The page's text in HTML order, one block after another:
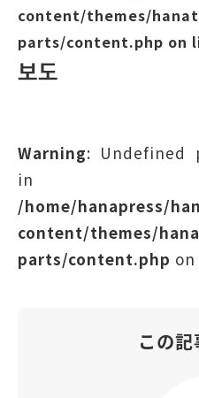
content/themes/
parts/content.php on
보도
Warning: Undefined
in
/home/hanapress/
content/themes/
parts/content.php
この